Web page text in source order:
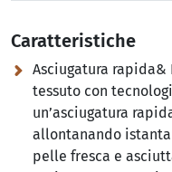
Caratteristiche
Asciugatura rapida&
tessuto con
un’asciugatura
allontanando
pelle fresca e